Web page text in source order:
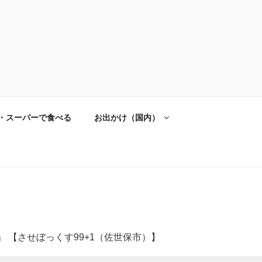
スーパーで食べる お出かけ（国内）
【させぼっくす99+1（佐世保市）】